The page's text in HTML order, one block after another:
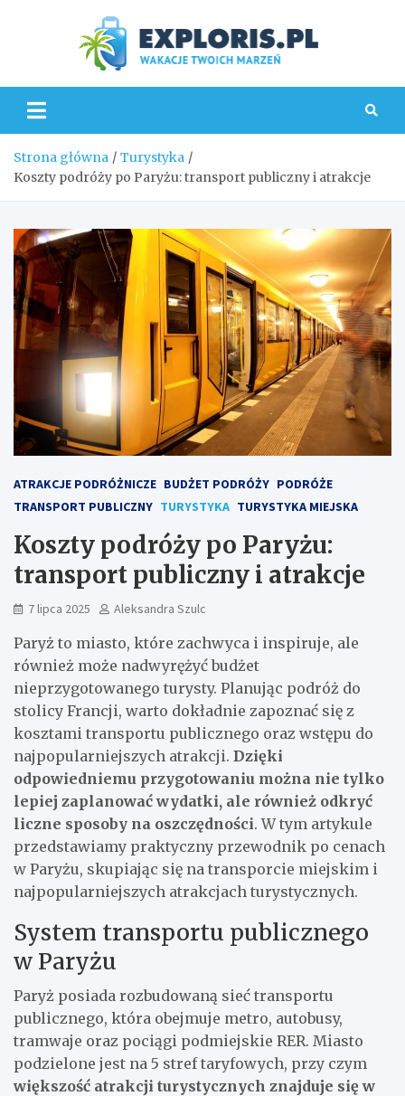
Strona główna
Turystyka
Koszty podróży po Paryżu: transport publiczny i atrakcje
ATRAKCJE PODRÓŻNICZE BUDŻET PODRÓŻY PODRÓŻE
TRANSPORT PUBLICZNY TURYSTYKA TURYSTYKA MIEJSKA
Koszty podróży po Paryżu:
transport publiczny i atrakcje
7 lipca 2025 Aleksandra Szulc
Paryż to miasto, które zachwyca i inspiruje, ale
również może nadwyrężyć budżet
nieprzygotowanego turysty. Planując podróż do
stolicy Francji, warto dokładnie zapoznać się z
kosztami transportu publicznego oraz wstępu do
najpopularniejszych atrakcji. Dzięki
odpowiedniemu przygotowaniu można nie tylko
lepiej zaplanować wydatki, ale również odkryć
liczne sposoby na oszczędności. W tym artykule
przedstawiamy praktyczny przewodnik po cenach
w Paryżu, skupiając się na transporcie miejskim i
najpopularniejszych atrakcjach turystycznych.
System transportu publicznego
w Paryżu
Paryż posiada rozbudowaną sieć transportu
publicznego, która obejmuje metro, autobusy,
tramwaje oraz pociągi podmiejskie RER. Miasto
podzielone jest na 5 stref taryfowych, przy czym
większość atrakcji turystycznych znajduje się w